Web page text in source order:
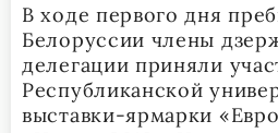
В ходе первого дня
Белоруссии члены
делегации приняли
Республиканской
выставки-ярмарки